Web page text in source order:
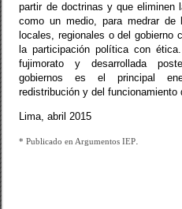
partir de doctrinas y que eliminen
como un medio, para medrar de
locales, regionales o del gobierno
la participación política con
fujimorato y desarrollada
gobiernos es el principal
redistribución y del funcionamiento
Lima, abril 2015
* Publicado en Argumentos IEP